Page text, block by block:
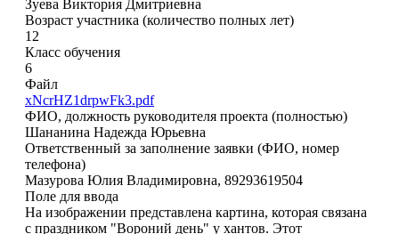
Зуева Виктория Дмитриевна
Возраст участника (количество полных лет)
12
Класс обучения
6
Файл
xNcrHZ1drpwFk3.pdf
ФИО, должность руководителя проекта (полностью)
Шананина Надежда Юрьевна
Ответственный за заполнение заявки (ФИО, номер
телефона)
Мазурова Юлия Владимировна, 89293619504
Поле для ввода
На изображении представлена картина, которая связана
с праздником "Вороний день" у хантов. Этот